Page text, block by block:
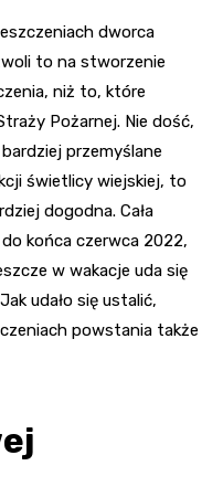
dworca
to na stworzenie
niż to, które
Pożarnej. Nie dość,
przemyślane
świetlicy wiejskiej, to
dogodna. Cała
końca czerwca 2022,
w wakacje uda się
udało się ustalić,
powstania także